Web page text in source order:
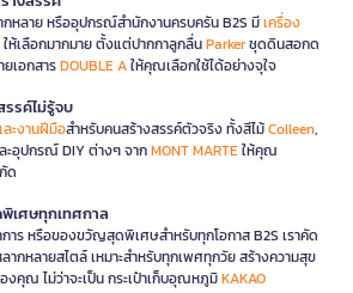
หลาย หรืออุปกรณ์สำนักงานครบครัน B2S มีเครื่อง
ให้เลือกมากมาย ตั้งแต่ปากกาลูกลื่นParkerชุดดินสอกด
เอกสารDOUBLE Aให้คุณเลือกใช้ได้อย่างจุใจ
รค์ไม่รู้จบ
ะงานฝีมือสำหรับคนสร้างสรรค์ตัวจริง ทั้งสีไม้Colleen,
ะอุปกรณ์ DIY ต่างๆ จากMONT MARTEให้คุณ
ด
เศษทุกเทศกาล
าร หรือของขวัญสุดพิเศษสำหรับทุกโอกาส B2S เราคัด
ากหลายสไตล์ เหมาะสำหรับทุกเพศทุกวัย สร้างความสุข
คุณ ไม่ว่าจะเป็น กระเป๋าเก็บอุณหภูมิKAKAO